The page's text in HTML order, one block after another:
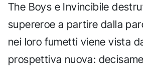
The Boys e Invincibile
supereroe a partire dalla
nei loro fumetti viene vista
prospettiva nuova: